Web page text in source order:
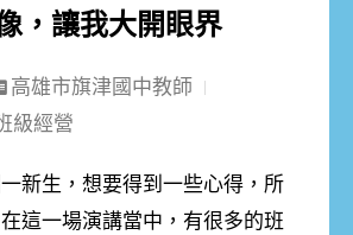
，讓我大開眼界
高雄市旗津國中教師
級經營
新生，想要得到一些心得，所
這一場演講當中，有很多的班